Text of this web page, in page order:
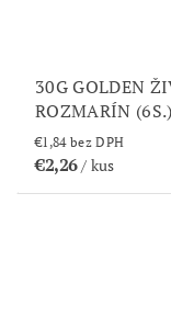
30G GOLDEN
ROZMARÍN (6S.)
€1,84 bez DPH
€2,26/ kus